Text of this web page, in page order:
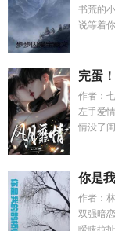
书荒的
说等着
完蛋
作者：
左手爱
情没了
你是
作者：
双强暗